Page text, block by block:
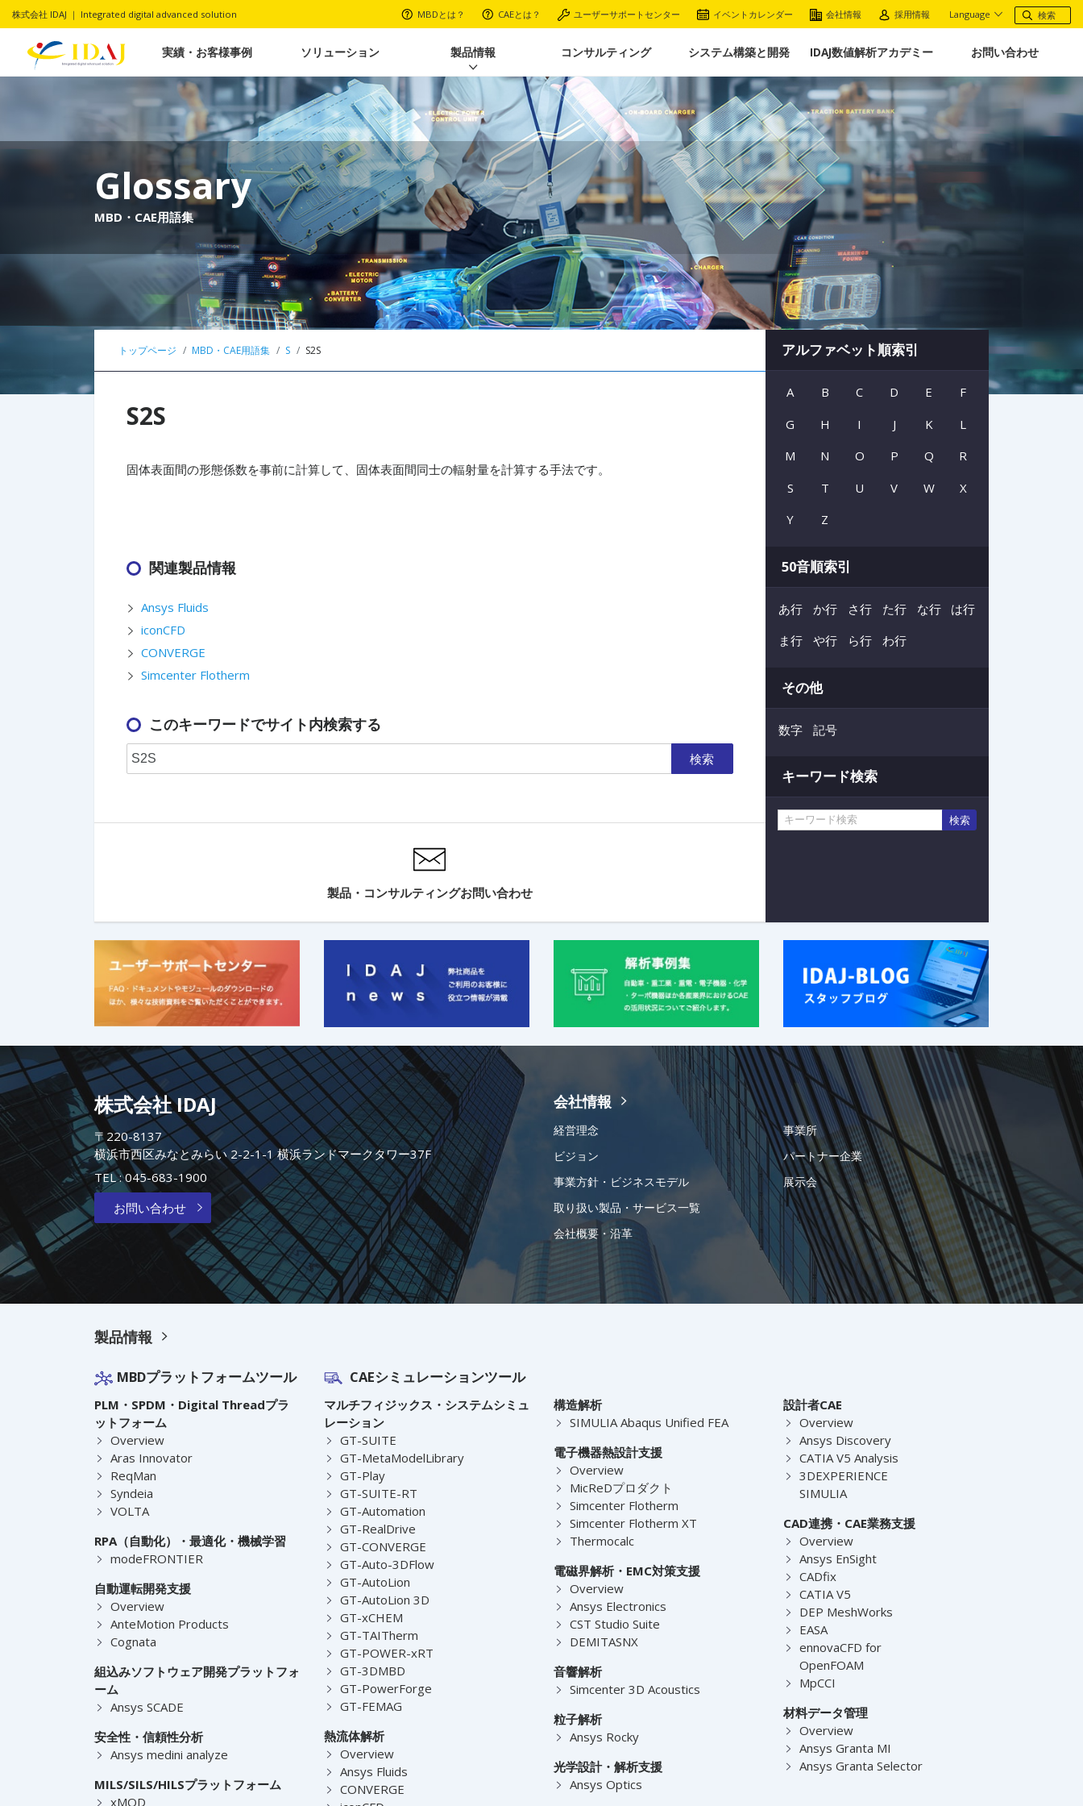
株式会社 IDAJ ｜ Integrated digital advanced solution MBDとは？ CAEとは？ ユーザーサポートセンター イベントカレンダー 会社情報 採用情報 Language
実績・お客様事例 ソリューション 製品情報 コンサルティング システム構築と開発 IDAJ数値解析アカデミー お問い合わせ
Glossary
MBD・CAE用語集
トップページ MBD・CAE用語集 S S2S
S2S
固体表面間の形態係数を事前に計算して、固体表面間同士の輻射量を計算する手法です。
関連製品情報
Ansys Fluids
iconCFD
CONVERGE
Simcenter Flotherm
このキーワードでサイト内検索する
検索
製品・コンサルティングお問い合わせ
アルファベット順索引
A B C D E
F
G
H I J K
L
M
N O P Q
R
S
T U V W
X
Y
Z
50音順索引
あ行 か行 さ行 た行 な行
は行
ま行
や行 ら行 わ行
その他
数字 記号
キーワード検索
検索
株式会社 IDAJ
〒220-8137
横浜市西区みなとみらい 2-2-1-1 横浜ランドマークタワー37F
TEL :045-683-1900
お問い合わせ
会社情報
経営理念
ビジョン
事業方針・ビジネスモデル
取り扱い製品・サービス一覧
会社概要・沿革
事業所
パートナー企業
展示会
製品情報
MBDプラットフォームツール
PLM・SPDM・Digital Threadプラ
ットフォーム
Overview
Aras Innovator
ReqMan
Syndeia
VOLTA
RPA（自動化）・最適化・機械学習
modeFRONTIER
自動運転開発支援
Overview
AnteMotion Products
Cognata
組込みソフトウェア開発プラットフォ
ーム
Ansys SCADE
安全性・信頼性分析
Ansys medini analyze
MILS/SILS/HILSプラットフォーム
xMOD
CAEシミュレーションツール
マルチフィジックス・システムシミュ
レーション
GT-SUITE
GT-MetaModelLibrary
GT-Play
GT-SUITE-RT
GT-Automation
GT-RealDrive
GT-CONVERGE
GT-Auto-3DFlow
GT-AutoLion
GT-AutoLion 3D
GT-xCHEM
GT-TAITherm
GT-POWER-xRT
GT-3DMBD
GT-PowerForge
GT-FEMAG
熱流体解析
Overview
Ansys Fluids
CONVERGE
構造解析
SIMULIA Abaqus Unified FEA
電子機器熱設計支援
Overview
MicReDプロダクト
Simcenter Flotherm
Simcenter Flotherm XT
Thermocalc
電磁界解析・EMC対策支援
Overview
Ansys Electronics
CST Studio Suite
DEMITASNX
音響解析
Simcenter 3D Acoustics
粒子解析
Ansys Rocky
光学設計・解析支援
Ansys Optics
設計者CAE
Overview
Ansys Discovery
CATIA V5 Analysis
3DEXPERIENCE
SIMULIA
CAD連携・CAE業務支援
Overview
Ansys EnSight
CADfix
CATIA V5
DEP MeshWorks
EASA
ennovaCFD for
OpenFOAM
MpCCI
材料データ管理
Overview
Ansys Granta MI
Ansys Granta Selector